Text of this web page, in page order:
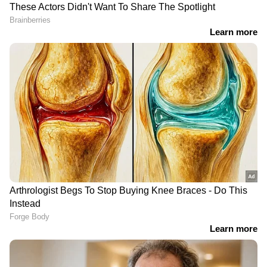
RECOMMENDED STORIES